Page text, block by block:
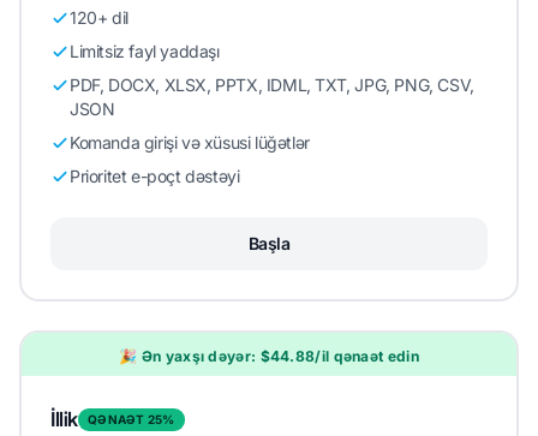
120+ dil
Limitsiz fayl yaddaşı
PDF, DOCX, XLSX, PPTX, IDML, TXT, JPG, PNG, CSV,
JSON
Komanda girişi və xüsusi lüğətlər
Prioritet e-poçt dəstəyi
Başla
🎉 Ən yaxşı dəyər: $44.88/il qənaət edin
İllik QƏNAƏT 25%